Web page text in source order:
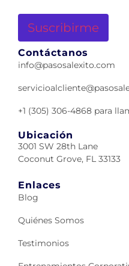
Contáctanos
info@pasosalexito.com
+1 (305) 306-4868 para
Ubicación
3001 SW 28th Lane
Coconut Grove, FL 33133
Enlaces
Blog
Quiénes Somos
Testimonios